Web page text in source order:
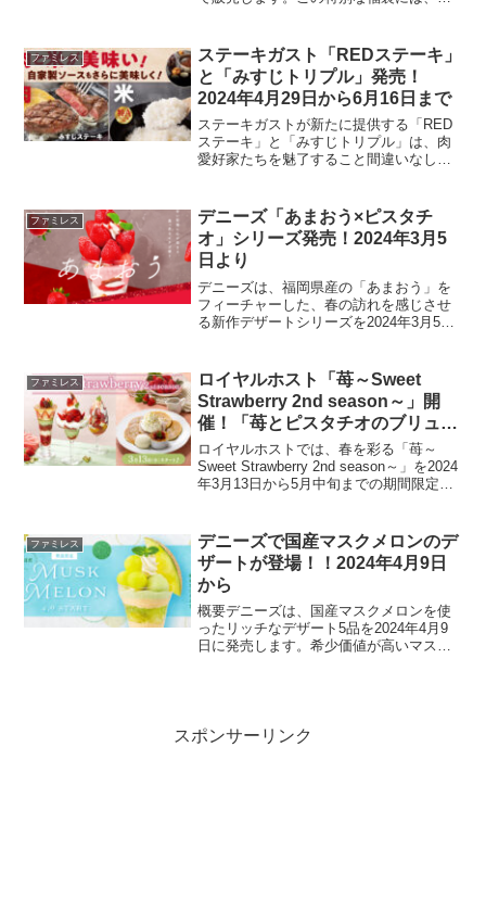
になっており、価格は3300円です。「宮
袋」の内...
ファミレス
ステーキガスト「REDステーキ」
と「みすじトリプル」発売！
2024年4月29日から6月16日まで
ステーキガストが新たに提供する「RED
ステーキ」と「みすじトリプル」は、肉
愛好家たちを魅了すること間違いなしの
みいただける期間や特典についてご紹介
します。商品ラインアッ...
ファミレス
デニーズ「あまおう×ピスタチ
オ」シリーズ発売！2024年3月5
日より
デニーズは、福岡県産の「あまおう」を
フィーチャーした、春の訪れを感じさせ
る新作デザートシリーズを2024年3月5日
合わせた、見た目にも華やかなデザート
たちは、デニーズ5...
ファミレス
ロイヤルホスト「苺～Sweet
Strawberry 2nd season～」開
催！「苺とピスタチオのブリュレ
パフェ」など。2024年3月13日か
ら5月中旬
ロイヤルホストでは、春を彩る「苺～
Sweet Strawberry 2nd season～」を2024
年3月13日から5月中旬までの期間限定で
組み合わせが楽しめるデザー...
ファミレス
デニーズで国産マスクメロンのデ
ザートが登場！！2024年4月9日
から
概要デニーズは、国産マスクメロンを使
ったリッチなデザート5品を2024年4月9
日に発売します。希少価値が高いマスク
スポンサーリンク